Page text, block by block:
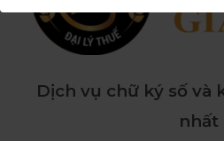
Dịch vụ chữ ký số và
nhất